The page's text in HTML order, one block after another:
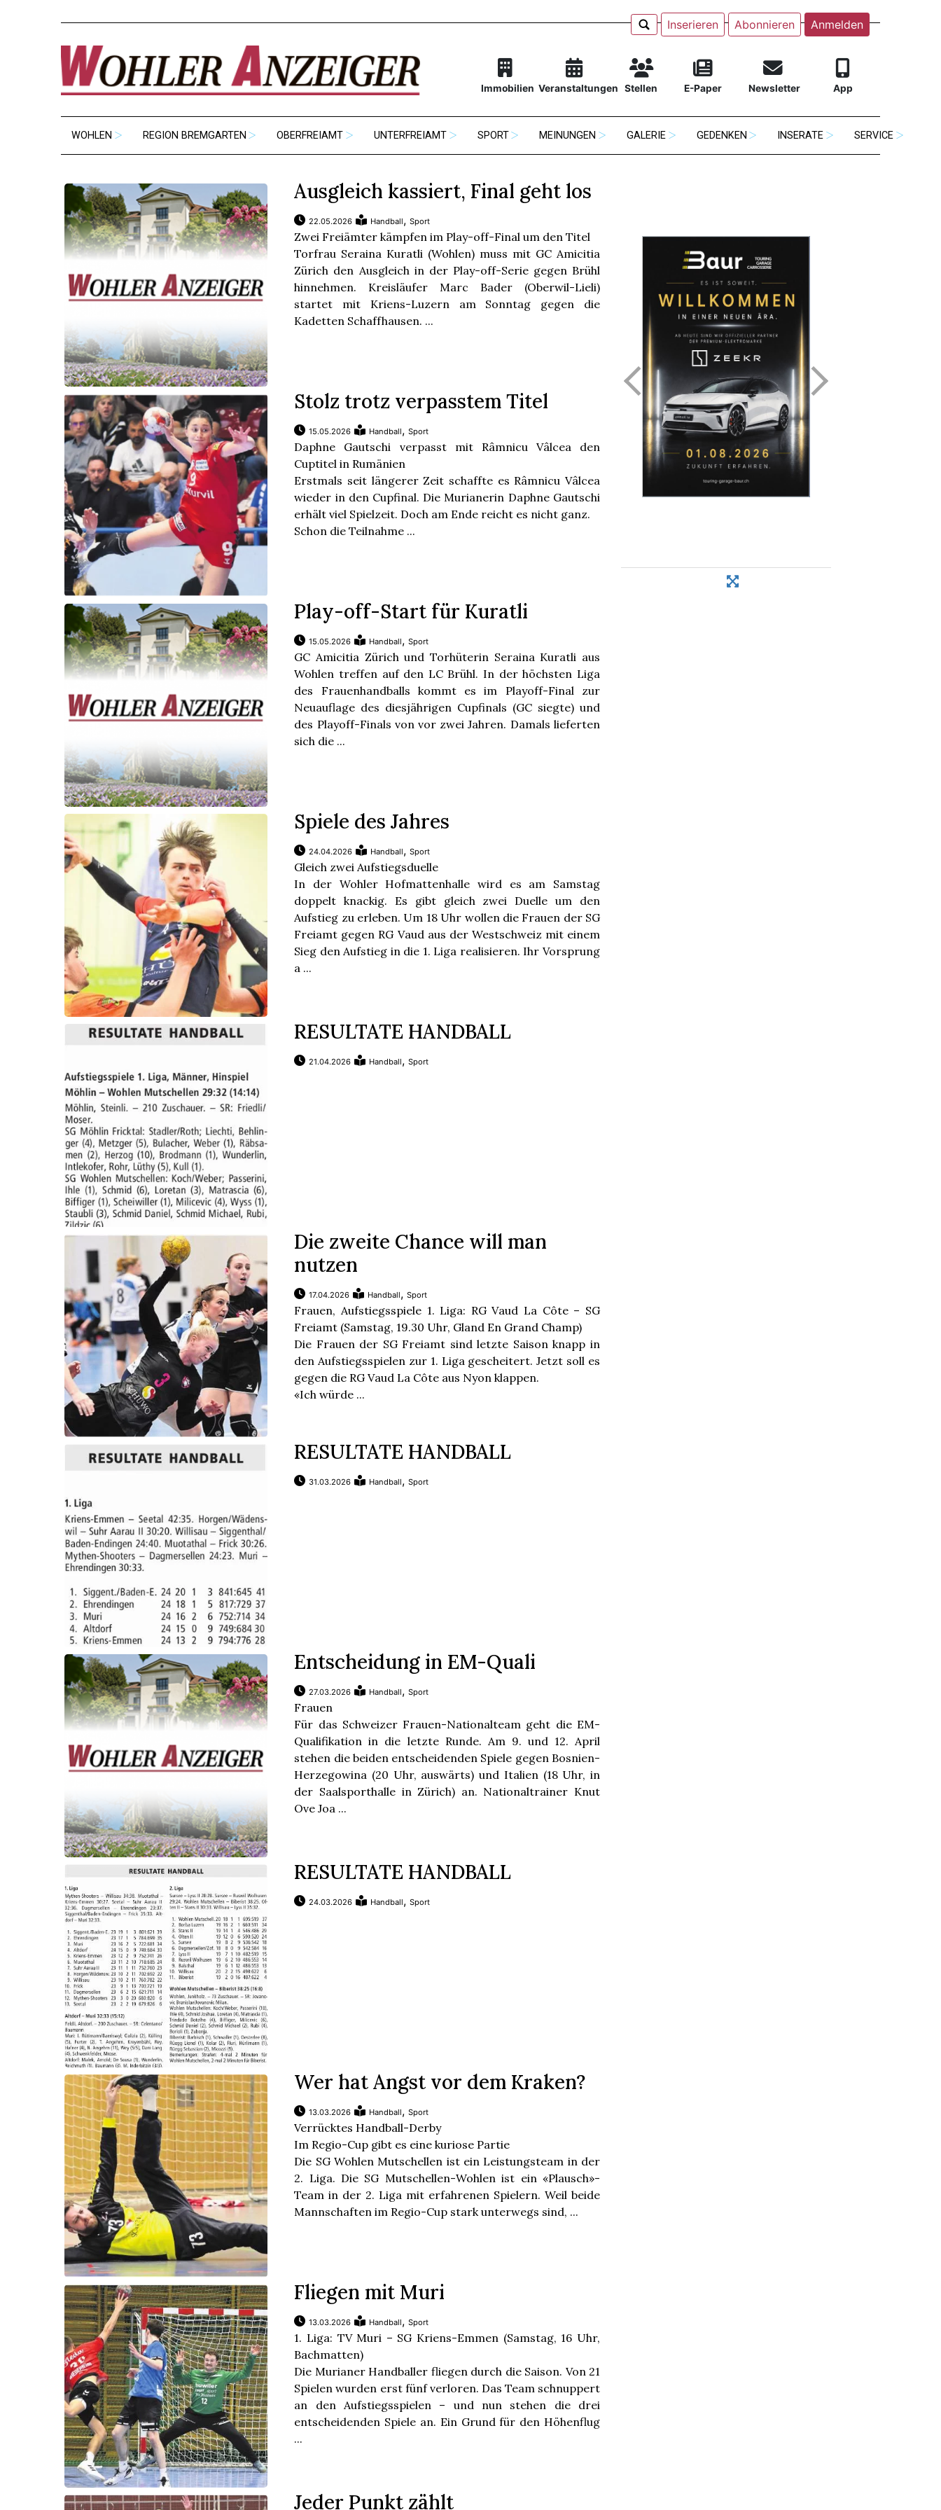
Inserieren Abonnieren Anmelden
Immobilien Veranstaltungen Stellen E-Paper Newsletter App
WOHLEN REGION BREMGARTEN OBERFREIAMT UNTERFREIAMT SPORT MEINUNGEN GALERIE GEDENKEN INSERATE SERVICE
Ausgleich kassiert, Final geht los
22.05.2026 Handball,Sport
Zwei Freiämter kämpfen im Play-off-Final um den Titel
Torfrau Seraina Kuratli (Wohlen) muss mit GC Amicitia
Zürich den Ausgleich in der Play-off-Serie gegen Brühl
hinnehmen. Kreisläufer Marc Bader (Oberwil-Lieli)
startet mit Kriens-Luzern am Sonntag gegen die
Kadetten Schaffhausen. ...
Stolz trotz verpasstem Titel
15.05.2026 Handball,Sport
Daphne Gautschi verpasst mit Râmnicu Vâlcea den
Cuptitel in Rumänien
Erstmals seit längerer Zeit schaffte es Râmnicu Vâlcea
wieder in den Cupfinal. Die Murianerin Daphne Gautschi
erhält viel Spielzeit. Doch am Ende reicht es nicht ganz.
Schon die Teilnahme ...
Play-off-Start für Kuratli
15.05.2026 Handball,Sport
GC Amicitia Zürich und Torhüterin Seraina Kuratli aus
Wohlen treffen auf den LC Brühl. In der höchsten Liga
des Frauenhandballs kommt es im Playoff-Final zur
Neuauflage des diesjährigen Cupfinals (GC siegte) und
des Playoff-Finals von vor zwei Jahren. Damals lieferten
sich die ...
Spiele des Jahres
24.04.2026 Handball,Sport
Gleich zwei Aufstiegsduelle
In der Wohler Hofmattenhalle wird es am Samstag
doppelt knackig. Es gibt gleich zwei Duelle um den
Aufstieg zu erleben. Um 18 Uhr wollen die Frauen der SG
Freiamt gegen RG Vaud aus der Westschweiz mit einem
Sieg den Aufstieg in die 1. Liga realisieren. Ihr Vorsprung
a ...
RESULTATE HANDBALL
21.04.2026 Handball,Sport
Die zweite Chance will man
nutzen
17.04.2026 Handball,Sport
Frauen, Aufstiegsspiele 1. Liga: RG Vaud La Côte – SG
Freiamt (Samstag, 19.30 Uhr, Gland En Grand Champ)
Die Frauen der SG Freiamt sind letzte Saison knapp in
den Aufstiegsspielen zur 1. Liga gescheitert. Jetzt soll es
gegen die RG Vaud La Côte aus Nyon klappen.
«Ich würde ...
RESULTATE HANDBALL
31.03.2026 Handball,Sport
Entscheidung in EM-Quali
27.03.2026 Handball,Sport
Frauen
Für das Schweizer Frauen-Nationalteam geht die EM-
Qualifikation in die letzte Runde. Am 9. und 12. April
stehen die beiden entscheidenden Spiele gegen Bosnien-
Herzegowina (20 Uhr, auswärts) und Italien (18 Uhr, in
der Saalsporthalle in Zürich) an. Nationaltrainer Knut
Ove Joa ...
RESULTATE HANDBALL
24.03.2026 Handball,Sport
Wer hat Angst vor dem Kraken?
13.03.2026 Handball,Sport
Verrücktes Handball-Derby
Im Regio-Cup gibt es eine kuriose Partie
Die SG Wohlen Mutschellen ist ein Leistungsteam in der
2. Liga. Die SG Mutschellen-Wohlen ist ein «Plausch»-
Team in der 2. Liga mit erfahrenen Spielern. Weil beide
Mannschaften im Regio-Cup stark unterwegs sind, ...
Fliegen mit Muri
13.03.2026 Handball,Sport
1. Liga: TV Muri – SG Kriens-Emmen (Samstag, 16 Uhr,
Bachmatten)
Die Murianer Handballer fliegen durch die Saison. Von 21
Spielen wurden erst fünf verloren. Das Team schnuppert
an den Aufstiegsspielen – und nun stehen die drei
entscheidenden Spiele an. Ein Grund für den Höhenflug
...
Jeder Punkt zählt